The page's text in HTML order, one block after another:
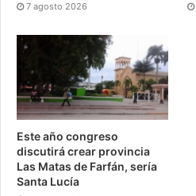
7 agosto 2026
Este año congreso
discutirá crear provincia
Las Matas de Farfán, sería
Santa Lucía